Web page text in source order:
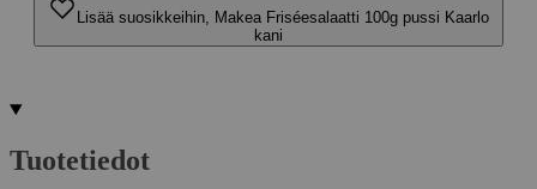
Lisää suosikkeihin, Makea Friséesalaatti 100g pussi Kaarlo
kani
Tuotetiedot